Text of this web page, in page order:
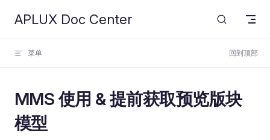
Skip to content
APLUX Doc Center
菜单 回到顶部
MMS 使用 & 提前获取预览版块
模型